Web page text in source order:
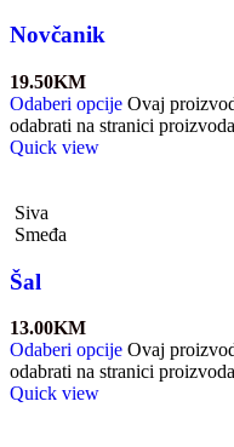
Novčanik
19.50KM
Odaberi opcije Ovaj
odabrati na stranici proizvoda
Quick view
Siva
Smeđa
Šal
13.00KM
Odaberi opcije Ovaj
odabrati na stranici proizvoda
Quick view